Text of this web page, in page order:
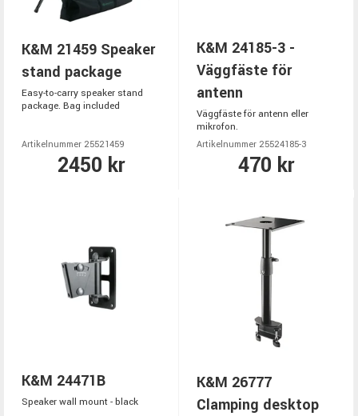
K&M 21459 Speaker
stand package
Easy-to-carry speaker stand
package. Bag included
Artikelnummer 25521459
2450 kr
K&M 24185-3 -
Väggfäste för
antenn
Väggfäste för antenn eller
mikrofon.
Artikelnummer 25524185-3
470 kr
K&M 24471B
Speaker wall mount - black
K&M 26777
Clamping desktop